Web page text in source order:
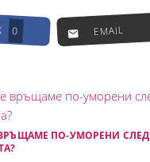
0 EMAIL
ПО-УМОРЕНИ СЛЕД